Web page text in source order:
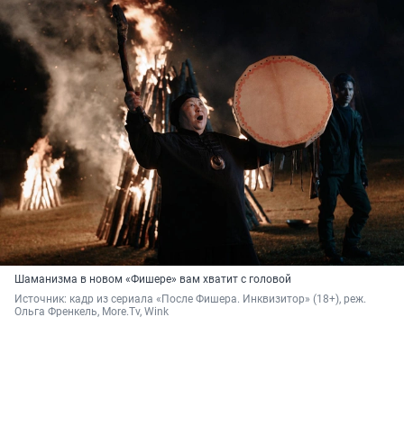
Шаманизма в новом «Фишере» вам хватит с головой
Источник: кадр из сериала «После Фишера. Инквизитор» (18+), реж.
Ольга Френкель, More.Tv, Wink